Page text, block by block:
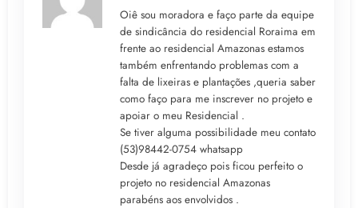
Oiê sou moradora e faço parte da equipe
de sindicância do residencial Roraima em
frente ao residencial Amazonas estamos
também enfrentando problemas com a
falta de lixeiras e plantações ,queria saber
como faço para me inscrever no projeto e
apoiar o meu Residencial .
Se tiver alguma possibilidade meu contato
(53)98442-0754 whatsapp
Desde já agradeço pois ficou perfeito o
projeto no residencial Amazonas
parabéns aos envolvidos .